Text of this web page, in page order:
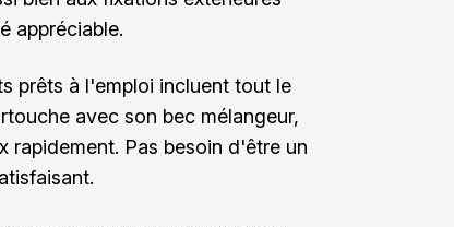
appréciable.
prêts à l'emploi incluent tout le
avec son bec mélangeur,
rapidement. Pas besoin d'être un